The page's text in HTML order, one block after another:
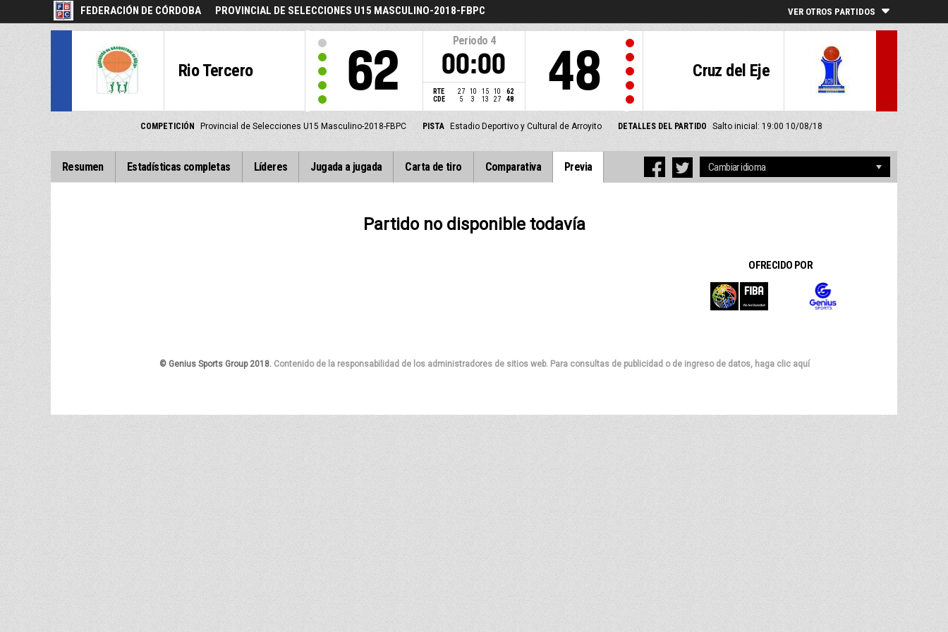
FEDERACIÓN DE CÓRDOBA PROVINCIAL DE SELECCIONES U15 MASCULINO-2018-FBPC VER OTROS PARTIDOS
Rio Tercero 62
Periodo 4
00:00
RTE 27 10 15 10
62
CDE
5 3 13 27 48
Cruz del Eje
48
COMPETICIÓN Provincial de Selecciones U15 Masculino-2018-FBPC PISTA Estadio Deportivo y Cultural de Arroyito DETALLES DEL PARTIDO Salto inicial: 19:00 10/08/18
Resumen Estadísticas completas Líderes Jugada a jugada Carta de tiro Comparativa Previa
Partido no disponible todavía
OFRECIDO POR
© Genius Sports Group 2018. Contenido de la responsabilidad de los administradores de sitios web. Para consultas de publicidad o de ingreso de datos, haga clic aquí